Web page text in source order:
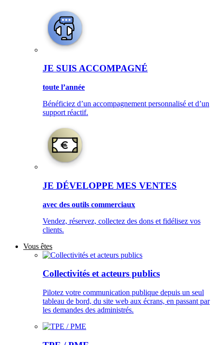
JE SUIS ACCOMPAGNÉ
toute l’année
Bénéficiez d’un accompagnement personnalisé et d’un
support réactif.
JE DÉVELOPPE MES VENTES
avec des outils commerciaux
Vendez, réservez, collectez des dons et fidélisez vos
clients.
Vous êtes
Collectivités et acteurs publics
Pilotez votre communication publique depuis un seul
tableau de bord, du site web aux écrans, en passant par
les demandes des administrés.